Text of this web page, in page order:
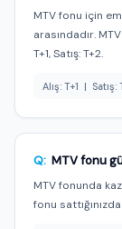
MTV fonu için
arasındadır.
T+1, Satış: T+2.
Alış: T+1 | Satış:
Q: MTV fonu
MTV fonunda
fonu